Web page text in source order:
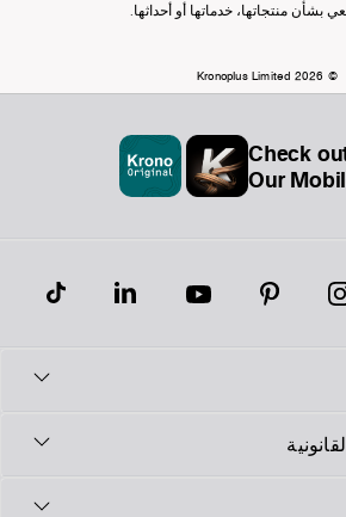
بشأن منتجاتها، خدماتها أو أحداثها.
© Kronoplus Limited 2026
Check
Our